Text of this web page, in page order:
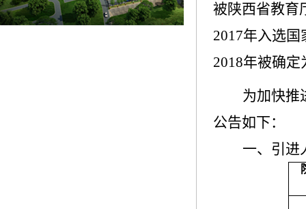
被陕西省教育
2017年入选国
2018年被确定
为加快推
公告如下：
一、引进